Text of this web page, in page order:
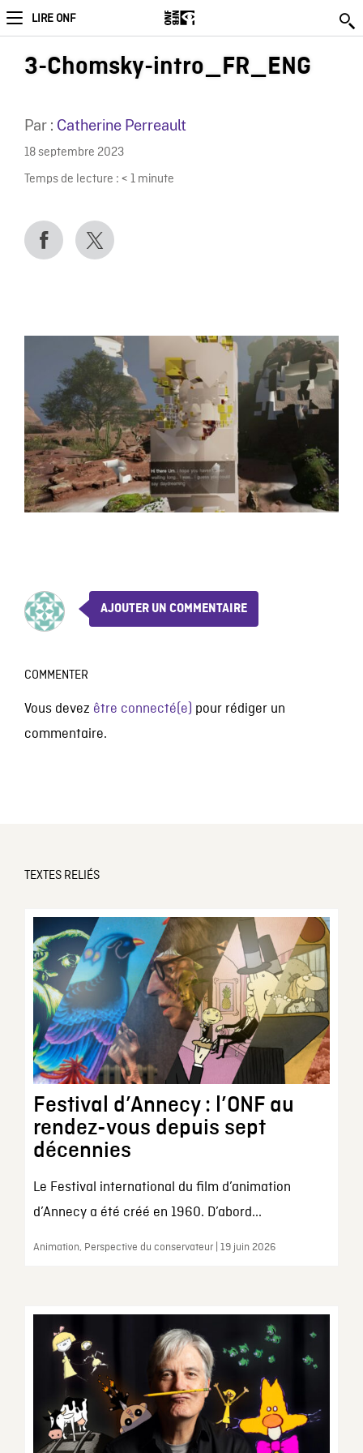
LIRE ONF
3-Chomsky-intro_FR_ENG
Par : Catherine Perreault
18 septembre 2023
Temps de lecture : < 1 minute
AJOUTER UN COMMENTAIRE
COMMENTER
Vous devez être connecté(e) pour rédiger un
commentaire.
TEXTES RELIÉS
Festival d’Annecy : l’ONF au
rendez-vous depuis sept
décennies
Le Festival international du film d’animation
d’Annecy a été créé en 1960. D’abord...
Animation, Perspective du conservateur | 19 juin 2026